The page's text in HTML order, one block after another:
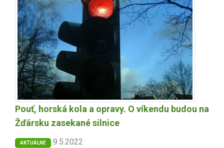
Pouť, horská kola a opravy. O víkendu budou na
Žďársku zasekané silnice
AKTUÁLNĚ
9.5.2022